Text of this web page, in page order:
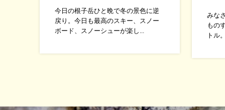
今日の根子岳ひと晩で冬の景色に逆
戻り。今日も最高のスキー、スノー
ボード、スノーシューが楽し...
みな
もの
トル